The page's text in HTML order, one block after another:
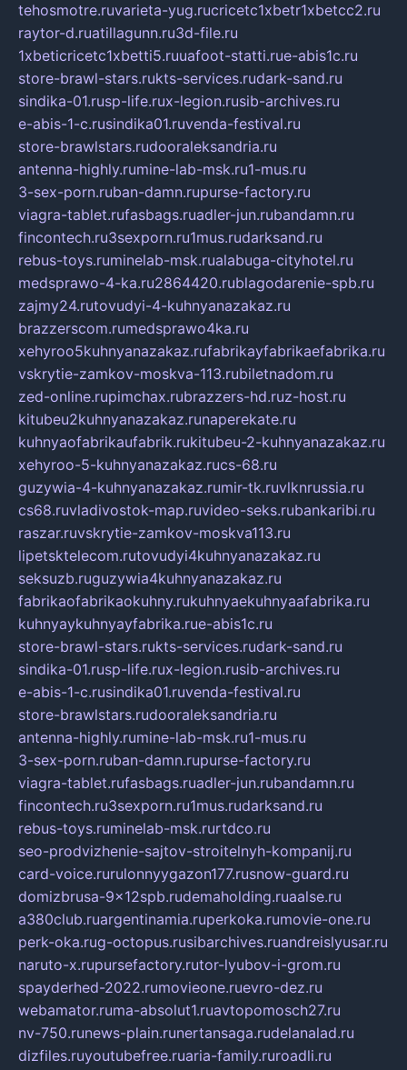
tehosmotre.ruvarieta-yug.rucricetc1xbetr1xbetcc2.ru
raytor-d.ruatillagunn.ru3d-file.ru
1xbeticricetc1xbetti5.ruuafoot-statti.rue-abis1c.ru
store-brawl-stars.rukts-services.rudark-sand.ru
sindika-01.rusp-life.rux-legion.rusib-archives.ru
e-abis-1-c.rusindika01.ruvenda-festival.ru
store-brawlstars.rudooraleksandria.ru
antenna-highly.rumine-lab-msk.ru1-mus.ru
3-sex-porn.ruban-damn.rupurse-factory.ru
viagra-tablet.rufasbags.ruadler-jun.rubandamn.ru
fincontech.ru3sexporn.ru1mus.rudarksand.ru
rebus-toys.ruminelab-msk.rualabuga-cityhotel.ru
medsprawo-4-ka.ru2864420.rublagodarenie-spb.ru
zajmy24.rutovudyi-4-kuhnyanazakaz.ru
brazzerscom.rumedsprawo4ka.ru
xehyroo5kuhnyanazakaz.rufabrikayfabrikaefabrika.ru
vskrytie-zamkov-moskva-113.rubiletnadom.ru
zed-online.rupimchax.rubrazzers-hd.ruz-host.ru
kitubeu2kuhnyanazakaz.runaperekate.ru
kuhnyaofabrikaufabrik.rukitubeu-2-kuhnyanazakaz.ru
xehyroo-5-kuhnyanazakaz.rucs-68.ru
guzywia-4-kuhnyanazakaz.rumir-tk.ruvlknrussia.ru
cs68.ruvladivostok-map.ruvideo-seks.rubankaribi.ru
raszar.ruvskrytie-zamkov-moskva113.ru
lipetsktelecom.rutovudyi4kuhnyanazakaz.ru
seksuzb.ruguzywia4kuhnyanazakaz.ru
fabrikaofabrikaokuhny.rukuhnyaekuhnyaafabrika.ru
kuhnyaykuhnyayfabrika.rue-abis1c.ru
store-brawl-stars.rukts-services.rudark-sand.ru
sindika-01.rusp-life.rux-legion.rusib-archives.ru
e-abis-1-c.rusindika01.ruvenda-festival.ru
store-brawlstars.rudooraleksandria.ru
antenna-highly.rumine-lab-msk.ru1-mus.ru
3-sex-porn.ruban-damn.rupurse-factory.ru
viagra-tablet.rufasbags.ruadler-jun.rubandamn.ru
fincontech.ru3sexporn.ru1mus.rudarksand.ru
rebus-toys.ruminelab-msk.rurtdco.ru
seo-prodvizhenie-sajtov-stroitelnyh-kompanij.ru
card-voice.rurulonnyygazon177.rusnow-guard.ru
domizbrusa-9x12spb.rudemaholding.ruaalse.ru
a380club.ruargentinamia.ruperkoka.rumovie-one.ru
perk-oka.rug-octopus.rusibarchives.ruandreislyusar.ru
naruto-x.rupursefactory.rutor-lyubov-i-grom.ru
spayderhed-2022.rumovieone.ruevro-dez.ru
webamator.ruma-absolut1.ruavtopomosch27.ru
nv-750.runews-plain.runertansaga.rudelanalad.ru
dizfiles.ruyoutubefree.ruaria-family.ruroadli.ru